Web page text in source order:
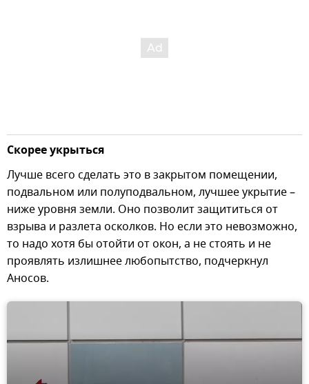
Скорее укрыться
Лучше всего сделать это в закрытом помещении,
подвальном или полуподвальном, лучшее укрытие –
ниже уровня земли. Оно позволит защититься от
взрыва и разлета осколков. Но если это невозможно,
то надо хотя бы отойти от окон, а не стоять и не
проявлять излишнее любопытство, подчеркнул
Аносов.